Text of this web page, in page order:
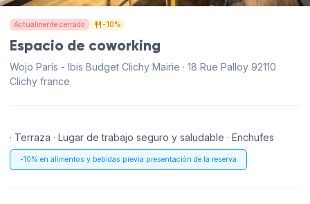
Actualmente cerrado -10%
Espacio de coworking
Wojo París - Ibis Budget Clichy Mairie · 18 Rue Palloy 92110
Clichy france
· Terraza · Lugar de trabajo seguro y saludable · Enchufes
-10% en alimentos y bebidas previa presentación de la reserva